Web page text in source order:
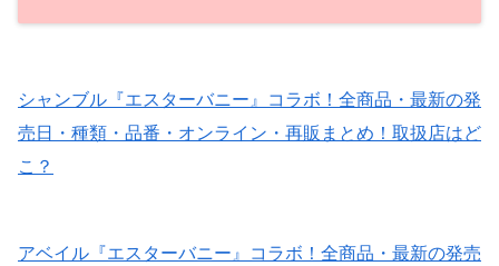
シャンブル『エスターバニー』コラボ！全商品・最新の発
売日・種類・品番・オンライン・再販まとめ！取扱店はど
こ？
アベイル『エスターバニー』コラボ！全商品・最新の発売